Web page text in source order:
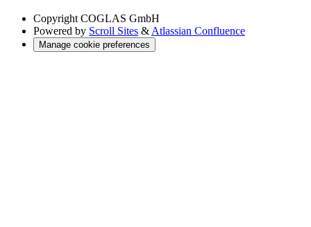
Copyright COGLAS GmbH
Powered by Scroll Sites & Atlassian Confluence
Manage cookie preferences